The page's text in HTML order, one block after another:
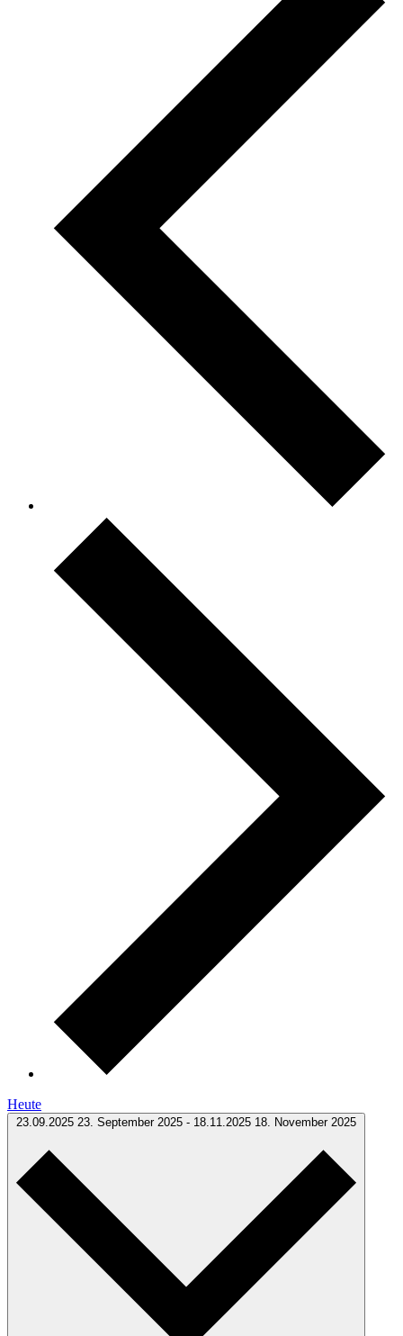
Heute
23.09.2025 23. September 2025 - 18.11.2025 18. November 2025